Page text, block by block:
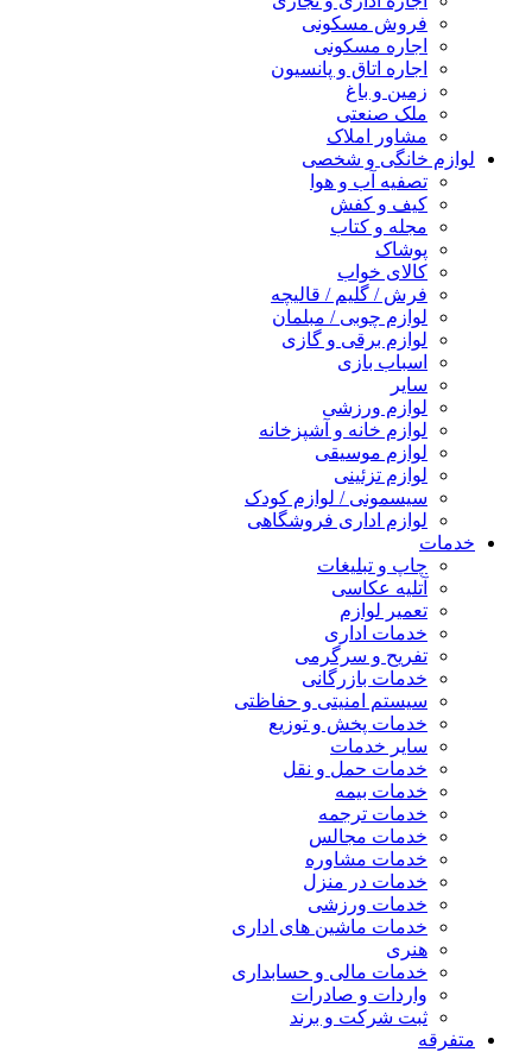
فروش مسکونی
اجاره مسکونی
اجاره اتاق و پانسیون
زمین و باغ
ملک صنعتی
مشاور املاک
لوازم خانگی و شخصی
تصفیه آب و هوا
کیف و کفش
مجله و کتاب
پوشاک
کالای خواب
فرش / گلیم / قالیچه
لوازم چوبی / مبلمان
لوازم برقی و گازی
اسباب بازی
سایر
لوازم ورزشی
لوازم خانه و آشپزخانه
لوازم موسیقی
لوازم تزئینی
سیسمونی / لوازم کودک
لوازم اداری فروشگاهی
خدمات
چاپ و تبلیغات
آتلیه عکاسی
تعمیر لوازم
خدمات اداری
تفریح و سرگرمی
خدمات بازرگانی
سیستم امنیتی و حفاظتی
خدمات پخش و توزیع
سایر خدمات
خدمات حمل و نقل
خدمات بیمه
خدمات ترجمه
خدمات مجالس
خدمات مشاوره
خدمات در منزل
خدمات ورزشی
خدمات ماشین های اداری
هنری
خدمات مالی و حسابداری
واردات و صادرات
ثبت شرکت و برند
متفرقه